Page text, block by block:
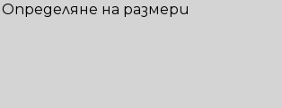
Определяне на размери